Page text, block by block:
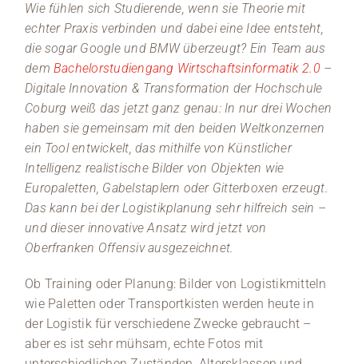
Wie fühlen sich Studierende, wenn sie Theorie mit
echter Praxis verbinden und dabei eine Idee entsteht,
die sogar Google und BMW überzeugt? Ein Team aus
demBachelorstudiengang Wirtschaftsinformatik 2.0–
Digitale Innovation & Transformation der Hochschule
Coburg weiß das jetzt ganz genau: In nur drei Wochen
haben sie gemeinsam mit den beiden Weltkonzernen
ein Tool entwickelt, das mithilfe von Künstlicher
Intelligenz realistische Bilder von Objekten wie
Europaletten, Gabelstaplern oder Gitterboxen erzeugt.
Das kann bei der Logistikplanung sehr hilfreich sein –
und dieser innovative Ansatz wird jetzt von
Oberfranken Offensiv ausgezeichnet.
Ob Training oder Planung: Bilder von Logistikmitteln
wie Paletten oder Transportkisten werden heute in
der Logistik für verschiedene Zwecke gebraucht –
aber es ist sehr mühsam, echte Fotos mit